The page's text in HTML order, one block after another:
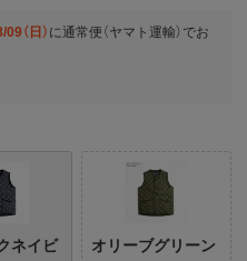
（日） に通常便（ヤマト運輸） でお
ネイビ
オリーブグリーン